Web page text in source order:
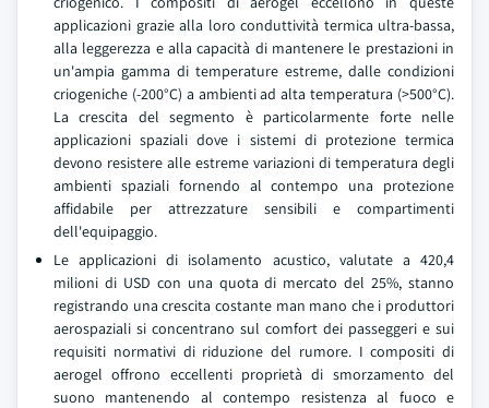
applicazioni grazie alla loro conduttività termica ultra-bassa,
alla leggerezza e alla capacità di mantenere le prestazioni in
un'ampia gamma di temperature estreme, dalle condizioni
criogeniche (-200°C) a ambienti ad alta temperatura (>500°C).
La crescita del segmento è particolarmente forte nelle
applicazioni spaziali dove i sistemi di protezione termica
devono resistere alle estreme variazioni di temperatura degli
ambienti spaziali fornendo al contempo una protezione
affidabile per attrezzature sensibili e compartimenti
dell'equipaggio.
Le applicazioni di isolamento acustico, valutate a 420,4
milioni di USD con una quota di mercato del 25%, stanno
registrando una crescita costante man mano che i produttori
aerospaziali si concentrano sul comfort dei passeggeri e sui
requisiti normativi di riduzione del rumore. I compositi di
aerogel offrono eccellenti proprietà di smorzamento del
suono mantenendo al contempo resistenza al fuoco e